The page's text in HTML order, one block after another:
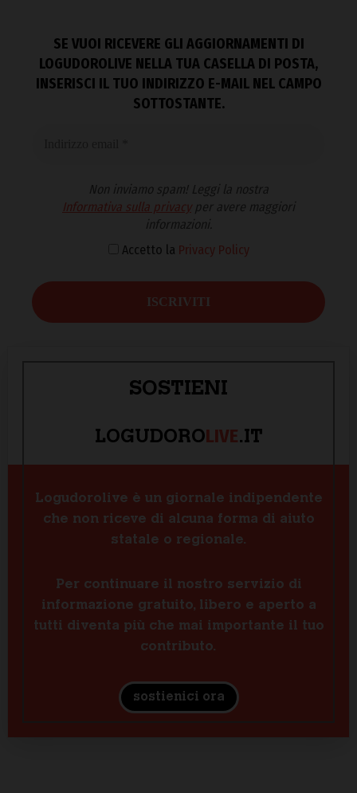
SE VUOI RICEVERE GLI AGGIORNAMENTI DI
LOGUDOROLIVE NELLA TUA CASELLA DI POSTA,
INSERISCI IL TUO INDIRIZZO E-MAIL NEL CAMPO
SOTTOSTANTE.
Non inviamo spam! Leggi la nostra
Informativa sulla privacyper avere maggiori
informazioni.
Accetto la Privacy Policy
SOSTIENI
LOGUDOROLIVE.IT
Logudorolive è un giornale indipendente
che non riceve di alcuna forma di aiuto
statale o regionale.
Per continuare il nostro servizio di
informazione gratuito, libero e aperto a
tutti diventa più che mai importante il tuo
contributo.
sostienici ora